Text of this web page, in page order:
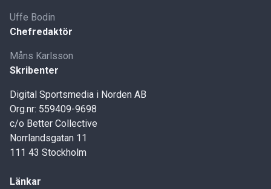
Uffe Bodin
Chefredaktör
Måns Karlsson
Skribenter
Digital Sportsmedia i Norden AB
Org.nr: 559409-9698
c/o Better Collective
Norrlandsgatan 11
111 43 Stockholm
Länkar